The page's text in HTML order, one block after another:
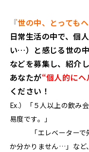
『世の中、とっても
日常生活の中で、個
い…）と感じる世の
などを募集し、紹介
あなたが“個人的に
ください！
Ex.）「５人以上の飲み
易度です。」
「エレベーターで先
か分かりません…」など、